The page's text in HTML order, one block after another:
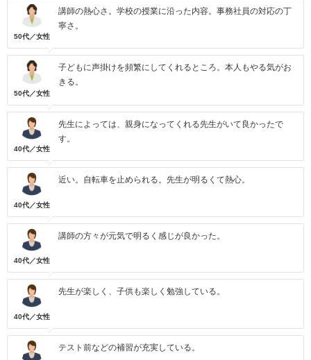
50代／女性
講師の熱心さ。学校の授業に沿った内容。事務社員の対応の丁
寧さ。
50代／女性
子どもに声掛けを頻繁にしてくれるところ。本人もやる気がお
きる。
40代／女性
先生によっては、親身になってくれる先生がいて良かったで
す。
40代／女性
近い。自転車を止められる。先生が明るくて熱心。
40代／女性
講師の方々が元気で明るく感じが良かった。
40代／女性
先生が楽しく、子供も楽しく勉強している。
テスト前などの補習が充実している。